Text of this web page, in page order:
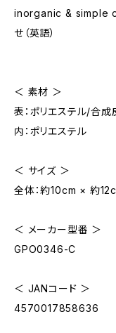
inorganic & simple
せ（英語）
＜ 素材 ＞
表：ポリエステル/合成
内：ポリエステル
＜ サイズ ＞
全体：約10cm × 約
＜ メーカー型番 ＞
GPO0346-C
＜ JANコード ＞
4570017858636